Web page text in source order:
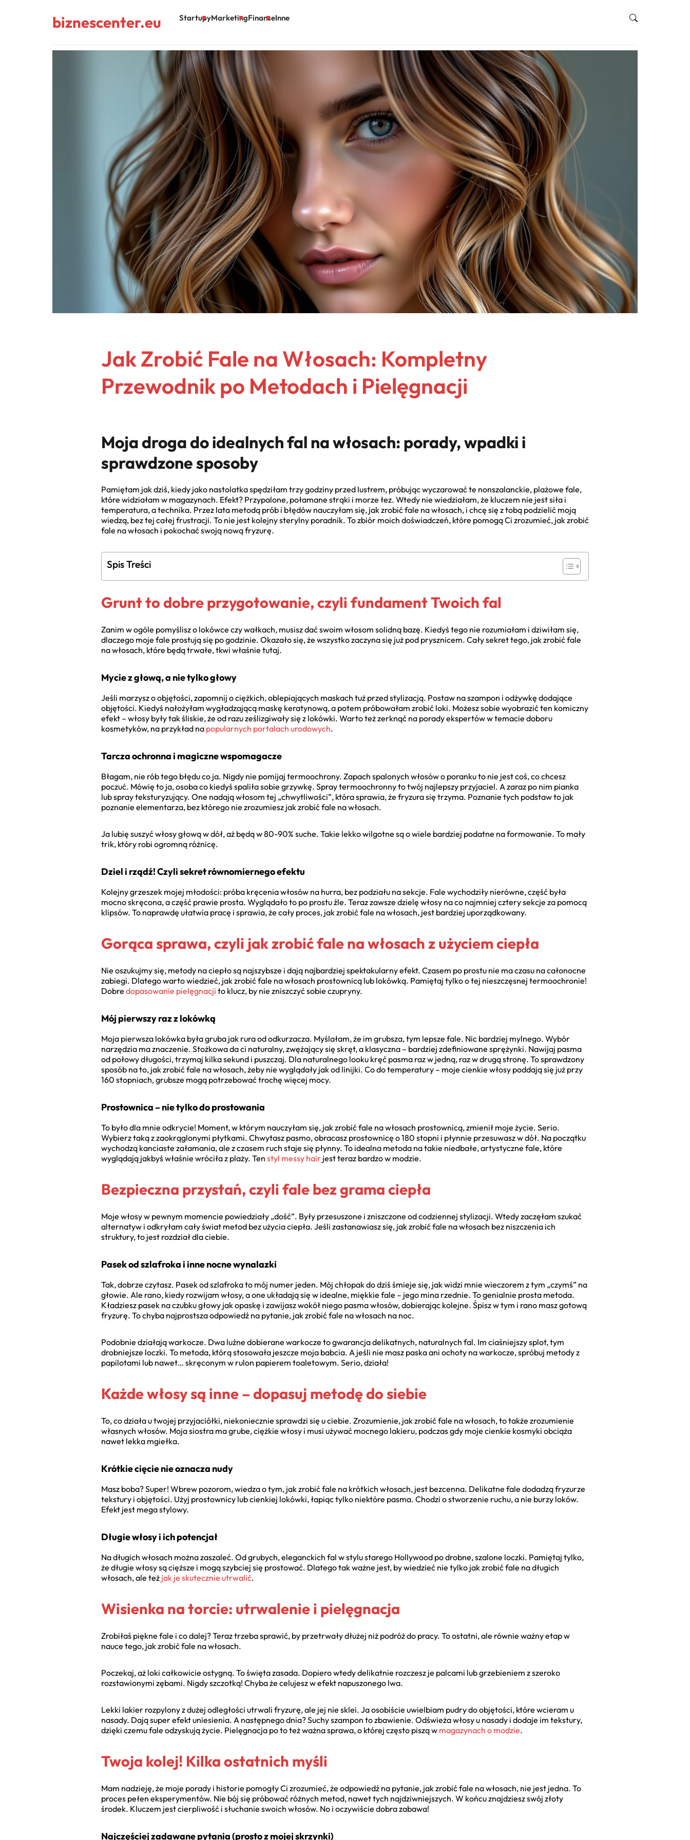
biznescenter.eu StartupyMarketingFinanseInne
Jak Zrobić Fale na Włosach: Kompletny
Przewodnik po Metodach i Pielęgnacji
Moja droga do idealnych fal na włosach: porady, wpadki i
sprawdzone sposoby
Pamiętam jak dziś, kiedy jako nastolatka spędziłam trzy godziny przed lustrem, próbując wyczarować te nonszalanckie, plażowe fale,
które widziałam w magazynach. Efekt? Przypalone, połamane strąki i morze łez. Wtedy nie wiedziałam, że kluczem nie jest siła i
temperatura, a technika. Przez lata metodą prób i błędów nauczyłam się, jak zrobić fale na włosach, i chcę się z tobą podzielić moją
wiedzą, bez tej całej frustracji. To nie jest kolejny sterylny poradnik. To zbiór moich doświadczeń, które pomogą Ci zrozumieć, jak zrobić
fale na włosach i pokochać swoją nową fryzurę.
Spis Treści
Grunt to dobre przygotowanie, czyli fundament Twoich fal
Zanim w ogóle pomyślisz o lokówce czy wałkach, musisz dać swoim włosom solidną bazę. Kiedyś tego nie rozumiałam i dziwiłam się,
dlaczego moje fale prostują się po godzinie. Okazało się, że wszystko zaczyna się już pod prysznicem. Cały sekret tego, jak zrobić fale
na włosach, które będą trwałe, tkwi właśnie tutaj.
Mycie z głową, a nie tylko głowy
Jeśli marzysz o objętości, zapomnij o ciężkich, oblepiających maskach tuż przed stylizacją. Postaw na szampon i odżywkę dodające
objętości. Kiedyś nałożyłam wygładzającą maskę keratynową, a potem próbowałam zrobić loki. Możesz sobie wyobrazić ten komiczny
efekt – włosy były tak śliskie, że od razu ześlizgiwały się z lokówki. Warto też zerknąć na porady ekspertów w temacie doboru
kosmetyków, na przykład na popularnych portalach urodowych.
Tarcza ochronna i magiczne wspomagacze
Błagam, nie rób tego błędu co ja. Nigdy nie pomijaj termoochrony. Zapach spalonych włosów o poranku to nie jest coś, co chcesz
poczuć. Mówię to ja, osoba co kiedyś spaliła sobie grzywkę. Spray termoochronny to twój najlepszy przyjaciel. A zaraz po nim pianka
lub spray teksturyzujący. One nadają włosom tej „chwytliwości”, która sprawia, że fryzura się trzyma. Poznanie tych podstaw to jak
poznanie elementarza, bez którego nie zrozumiesz jak zrobić fale na włosach.
Ja lubię suszyć włosy głową w dół, aż będą w 80-90% suche. Takie lekko wilgotne są o wiele bardziej podatne na formowanie. To mały
trik, który robi ogromną różnicę.
Dziel i rządź! Czyli sekret równomiernego efektu
Kolejny grzeszek mojej młodości: próba kręcenia włosów na hurra, bez podziału na sekcje. Fale wychodziły nierówne, część była
mocno skręcona, a część prawie prosta. Wyglądało to po prostu źle. Teraz zawsze dzielę włosy na co najmniej cztery sekcje za pomocą
klipsów. To naprawdę ułatwia pracę i sprawia, że cały proces, jak zrobić fale na włosach, jest bardziej uporządkowany.
Gorąca sprawa, czyli jak zrobić fale na włosach z użyciem ciepła
Nie oszukujmy się, metody na ciepło są najszybsze i dają najbardziej spektakularny efekt. Czasem po prostu nie ma czasu na całonocne
zabiegi. Dlatego warto wiedzieć, jak zrobić fale na włosach prostownicą lub lokówką. Pamiętaj tylko o tej nieszczęsnej termoochronie!
Dobre dopasowanie pielęgnacji to klucz, by nie zniszczyć sobie czupryny.
Mój pierwszy raz z lokówką
Moja pierwsza lokówka była gruba jak rura od odkurzacza. Myślałam, że im grubsza, tym lepsze fale. Nic bardziej mylnego. Wybór
narzędzia ma znaczenie. Stożkowa da ci naturalny, zwężający się skręt, a klasyczna – bardziej zdefiniowane sprężynki. Nawijaj pasma
od połowy długości, trzymaj kilka sekund i puszczaj. Dla naturalnego looku kręć pasma raz w jedną, raz w drugą stronę. To sprawdzony
sposób na to, jak zrobić fale na włosach, żeby nie wyglądały jak od linijki. Co do temperatury – moje cienkie włosy poddają się już przy
160 stopniach, grubsze mogą potrzebować trochę więcej mocy.
Prostownica – nie tylko do prostowania
To było dla mnie odkrycie! Moment, w którym nauczyłam się, jak zrobić fale na włosach prostownicą, zmienił moje życie. Serio.
Wybierz taką z zaokrąglonymi płytkami. Chwytasz pasmo, obracasz prostownicę o 180 stopni i płynnie przesuwasz w dół. Na początku
wychodzą kanciaste załamania, ale z czasem ruch staje się płynny. To idealna metoda na takie niedbałe, artystyczne fale, które
wyglądają jakbyś właśnie wróciła z plaży. Ten styl messy hair jest teraz bardzo w modzie.
Bezpieczna przystań, czyli fale bez grama ciepła
Moje włosy w pewnym momencie powiedziały „dość”. Były przesuszone i zniszczone od codziennej stylizacji. Wtedy zaczęłam szukać
alternatyw i odkryłam cały świat metod bez użycia ciepła. Jeśli zastanawiasz się, jak zrobić fale na włosach bez niszczenia ich
struktury, to jest rozdział dla ciebie.
Pasek od szlafroka i inne nocne wynalazki
Tak, dobrze czytasz. Pasek od szlafroka to mój numer jeden. Mój chłopak do dziś śmieje się, jak widzi mnie wieczorem z tym „czymś” na
głowie. Ale rano, kiedy rozwijam włosy, a one układają się w idealne, miękkie fale – jego mina rzednie. To genialnie prosta metoda.
Kładziesz pasek na czubku głowy jak opaskę i zawijasz wokół niego pasma włosów, dobierając kolejne. Śpisz w tym i rano masz gotową
fryzurę. To chyba najprostsza odpowiedź na pytanie, jak zrobić fale na włosach na noc.
Podobnie działają warkocze. Dwa luźne dobierane warkocze to gwarancja delikatnych, naturalnych fal. Im ciaśniejszy splot, tym
drobniejsze loczki. To metoda, którą stosowała jeszcze moja babcia. A jeśli nie masz paska ani ochoty na warkocze, spróbuj metody z
papilotami lub nawet… skręconym w rulon papierem toaletowym. Serio, działa!
Każde włosy są inne – dopasuj metodę do siebie
To, co działa u twojej przyjaciółki, niekoniecznie sprawdzi się u ciebie. Zrozumienie, jak zrobić fale na włosach, to także zrozumienie
własnych włosów. Moja siostra ma grube, ciężkie włosy i musi używać mocnego lakieru, podczas gdy moje cienkie kosmyki obciąża
nawet lekka mgiełka.
Krótkie cięcie nie oznacza nudy
Masz boba? Super! Wbrew pozorom, wiedza o tym, jak zrobić fale na krótkich włosach, jest bezcenna. Delikatne fale dodadzą fryzurze
tekstury i objętości. Użyj prostownicy lub cienkiej lokówki, łapiąc tylko niektóre pasma. Chodzi o stworzenie ruchu, a nie burzy loków.
Efekt jest mega stylowy.
Długie włosy i ich potencjał
Na długich włosach można zaszaleć. Od grubych, eleganckich fal w stylu starego Hollywood po drobne, szalone loczki. Pamiętaj tylko,
że długie włosy są cięższe i mogą szybciej się prostować. Dlatego tak ważne jest, by wiedzieć nie tylko jak zrobić fale na długich
włosach, ale też jak je skutecznie utrwalić.
Wisienka na torcie: utrwalenie i pielęgnacja
Zrobiłaś piękne fale i co dalej? Teraz trzeba sprawić, by przetrwały dłużej niż podróż do pracy. To ostatni, ale równie ważny etap w
nauce tego, jak zrobić fale na włosach.
Poczekaj, aż loki całkowicie ostygną. To święta zasada. Dopiero wtedy delikatnie rozczesz je palcami lub grzebieniem z szeroko
rozstawionymi zębami. Nigdy szczotką! Chyba że celujesz w efekt napuszonego lwa.
Lekki lakier rozpylony z dużej odległości utrwali fryzurę, ale jej nie sklei. Ja osobiście uwielbiam pudry do objętości, które wcieram u
nasady. Dają super efekt uniesienia. A następnego dnia? Suchy szampon to zbawienie. Odświeża włosy u nasady i dodaje im tekstury,
dzięki czemu fale odzyskują życie. Pielęgnacja po to też ważna sprawa, o której często piszą w magazynach o modzie.
Twoja kolej! Kilka ostatnich myśli
Mam nadzieję, że moje porady i historie pomogły Ci zrozumieć, że odpowiedź na pytanie, jak zrobić fale na włosach, nie jest jedna. To
proces pełen eksperymentów. Nie bój się próbować różnych metod, nawet tych najdziwniejszych. W końcu znajdziesz swój złoty
środek. Kluczem jest cierpliwość i słuchanie swoich włosów. No i oczywiście dobra zabawa!
Najczęściej zadawane pytania (prosto z mojej skrzynki)